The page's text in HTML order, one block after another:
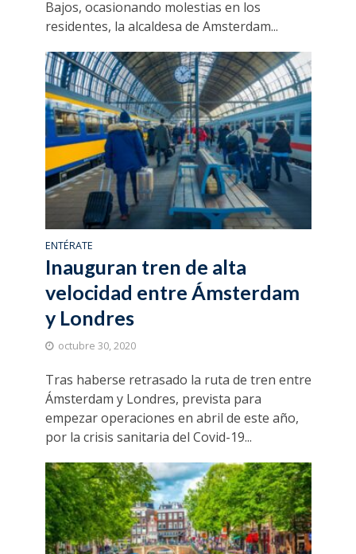
Bajos, ocasionando molestias en los
residentes, la alcaldesa de Amsterdam...
ENTÉRATE
Inauguran tren de alta
velocidad entre Ámsterdam
y Londres
octubre 30, 2020
Tras haberse retrasado la ruta de tren entre
Ámsterdam y Londres, prevista para
empezar operaciones en abril de este año,
por la crisis sanitaria del Covid-19...